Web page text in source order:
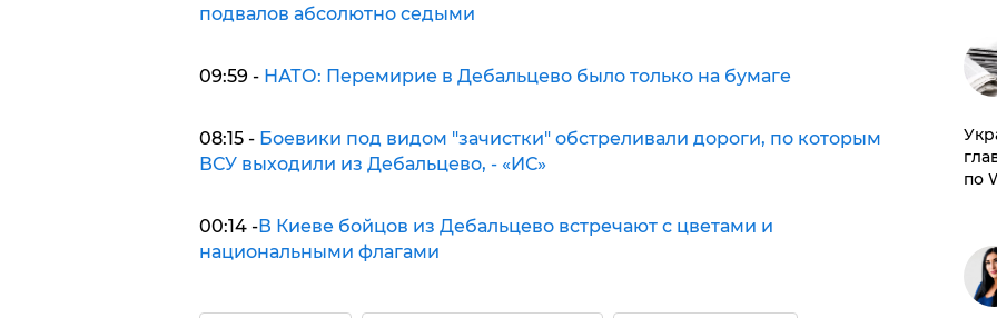
подвалов абсолютно седыми
09:59 - НАТО: Перемирие в Дебальцево было только на бумаге
08:15 - Боевики под видом "зачистки" обстреливали дороги, по которым
ВСУ выходили из Дебальцево, - «ИС»
00:14 -В Киеве бойцов из Дебальцево встречают с цветами и
национальными флагами
по